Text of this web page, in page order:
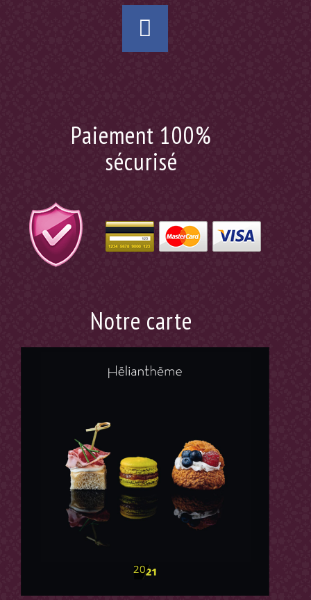
Paiement 100%
sécurisé
Notre carte